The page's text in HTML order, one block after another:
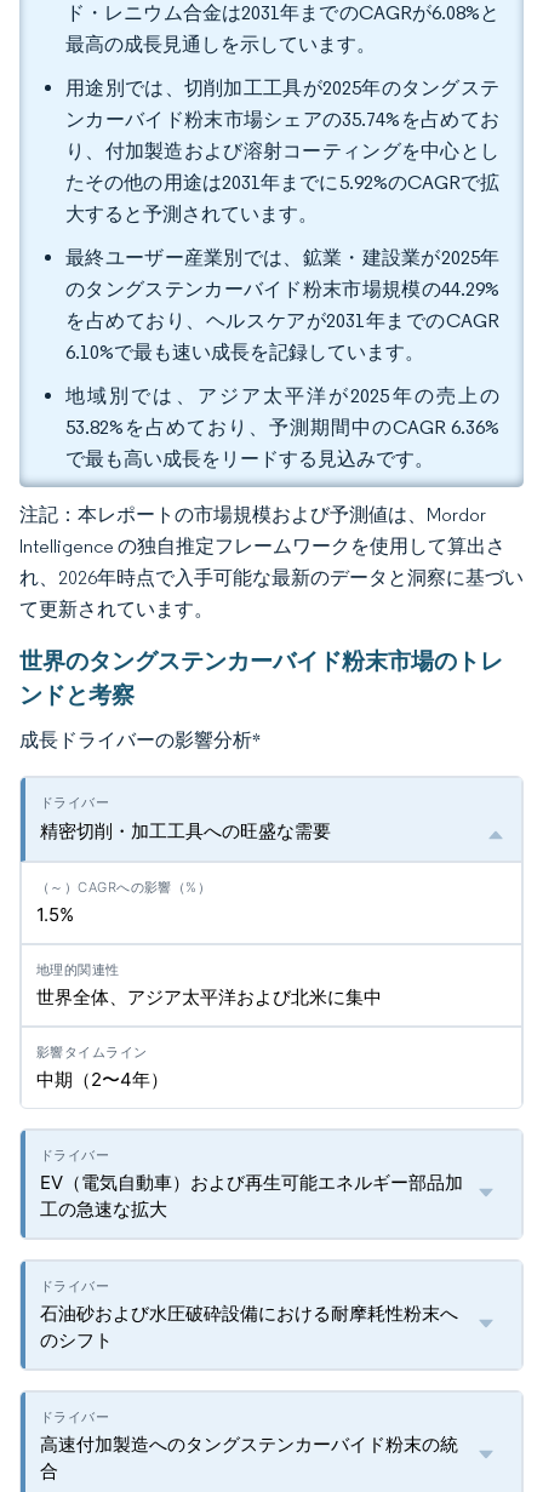
ド・レニウム合金は2031年までのCAGRが6.08%と
最高の成長見通しを示しています。
用途別では、切削加工工具が2025年のタングステ
ンカーバイド粉末市場シェアの35.74%を占めてお
り、付加製造および溶射コーティングを中心とし
たその他の用途は2031年までに5.92%のCAGRで拡
大すると予測されています。
最終ユーザー産業別では、鉱業・建設業が2025年
のタングステンカーバイド粉末市場規模の44.29%
を占めており、ヘルスケアが2031年までのCAGR
6.10%で最も速い成長を記録しています。
地域別では、アジア太平洋が2025年の売上の
53.82%を占めており、予測期間中のCAGR 6.36%
で最も高い成長をリードする見込みです。
注記：本レポートの市場規模および予測値は、Mordor
Intelligence の独自推定フレームワークを使用して算出さ
れ、2026年時点で入手可能な最新のデータと洞察に基づい
て更新されています。
世界のタングステンカーバイド粉末市場のトレ
ンドと考察
成長ドライバーの影響分析*
精密切削・加工工具への旺盛な需要
1.5%
世界全体、アジア太平洋および北米に集中
中期（2〜4年）
EV（電気自動車）および再生可能エネルギー部品加
工の急速な拡大
石油砂および水圧破砕設備における耐摩耗性粉末へ
のシフト
高速付加製造へのタングステンカーバイド粉末の統
合